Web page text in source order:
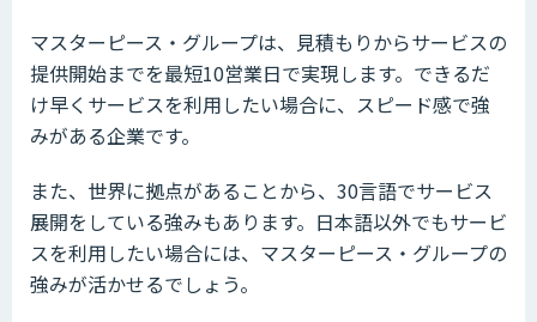
マスターピース・グループは、見積もりからサービスの
提供開始までを最短10営業日で実現します。できるだ
け早くサービスを利用したい場合に、スピード感で強
みがある企業です。
また、世界に拠点があることから、30言語でサービス
展開をしている強みもあります。日本語以外でもサービ
スを利用したい場合には、マスターピース・グループの
強みが活かせるでしょう。